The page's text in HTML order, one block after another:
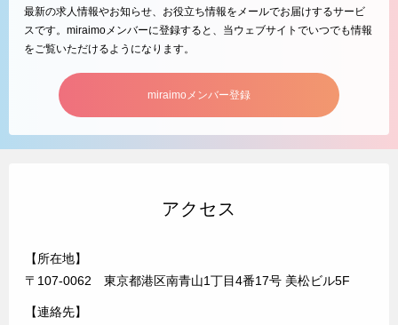
最新の求人情報やお知らせ、お役立ち情報をメールでお届けするサービ
スです。miraimoメンバーに登録すると、当ウェブサイトでいつでも情報
をご覧いただけるようになります。
miraimoメンバー登録
アクセス
【所在地】
〒107-0062 東京都港区南青山1丁目4番17号 美松ビル5F
【連絡先】